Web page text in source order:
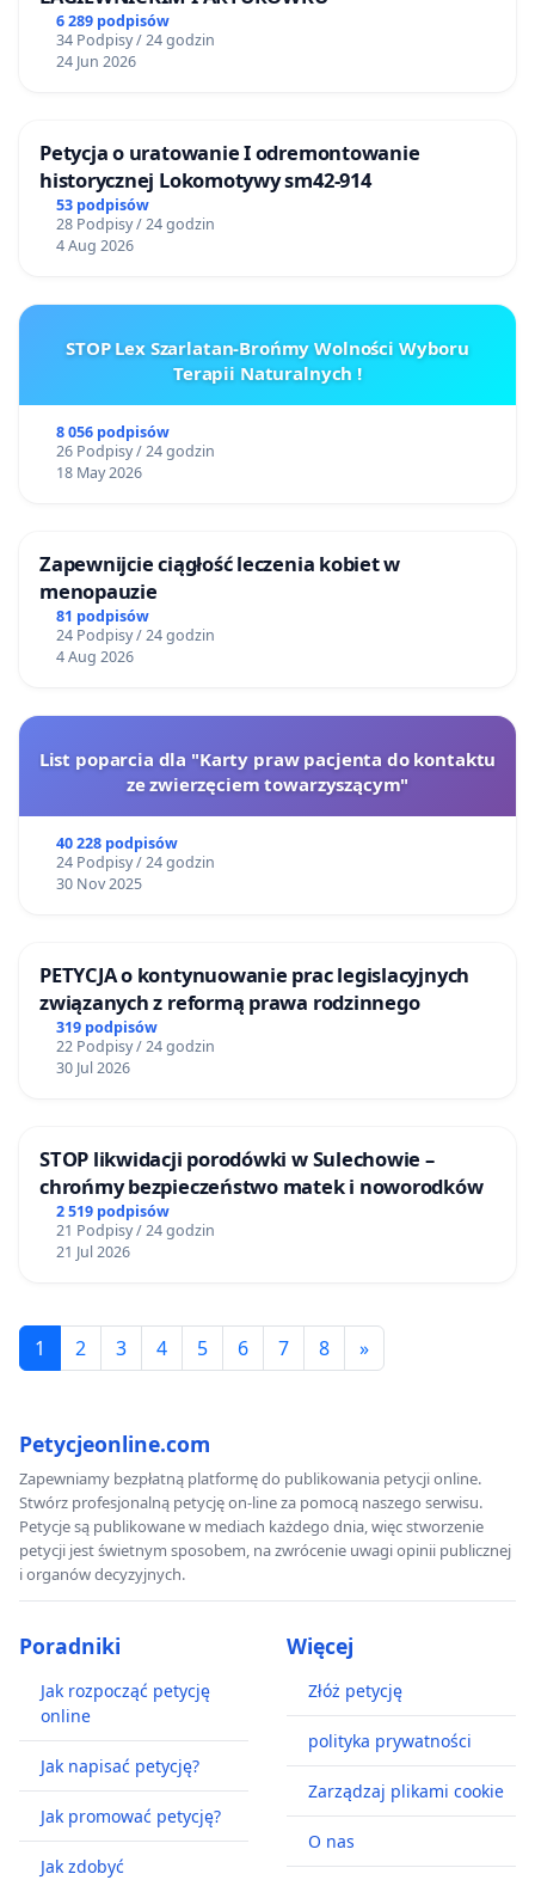
6 289 podpisów
34 Podpisy / 24 godzin
24 Jun 2026
Petycja o uratowanie I odremontowanie
historycznej Lokomotywy sm42-914
53 podpisów
28 Podpisy / 24 godzin
4 Aug 2026
STOP Lex Szarlatan-Brońmy Wolności Wyboru
Terapii Naturalnych !
8 056 podpisów
26 Podpisy / 24 godzin
18 May 2026
Zapewnijcie ciągłość leczenia kobiet w
menopauzie
81 podpisów
24 Podpisy / 24 godzin
4 Aug 2026
List poparcia dla "Karty praw pacjenta do kontaktu
ze zwierzęciem towarzyszącym"
40 228 podpisów
24 Podpisy / 24 godzin
30 Nov 2025
PETYCJA o kontynuowanie prac legislacyjnych
związanych z reformą prawa rodzinnego
319 podpisów
22 Podpisy / 24 godzin
30 Jul 2026
STOP likwidacji porodówki w Sulechowie –
chrońmy bezpieczeństwo matek i noworodków
2 519 podpisów
21 Podpisy / 24 godzin
21 Jul 2026
1 2 3 4 5 6 7 8 »
Petycjeonline.com
Zapewniamy bezpłatną platformę do publikowania petycji online.
Stwórz profesjonalną petycję on-line za pomocą naszego serwisu.
Petycje są publikowane w mediach każdego dnia, więc stworzenie
petycji jest świetnym sposobem, na zwrócenie uwagi opinii publicznej
i organów decyzyjnych.
Poradniki
Jak rozpocząć petycję
online
Jak napisać petycję?
Jak promować petycję?
Jak zdobyć
Więcej
Złóż petycję
polityka prywatności
Zarządzaj plikami cookie
O nas